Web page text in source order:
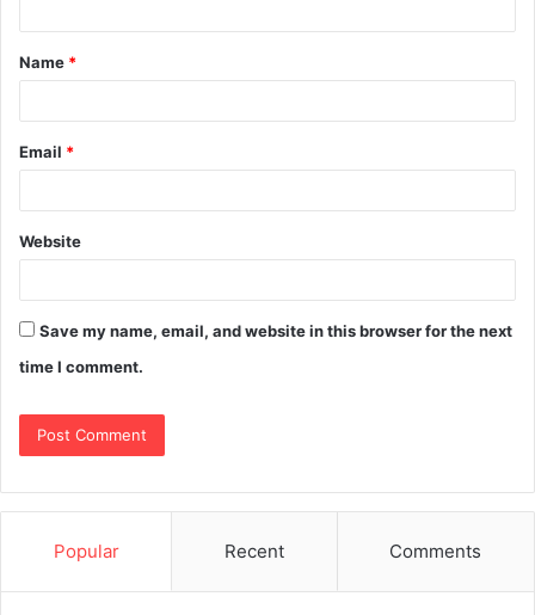
Name *
Email *
Website
Save my name, email, and website in this browser for the next
time I comment.
Popular Recent Comments